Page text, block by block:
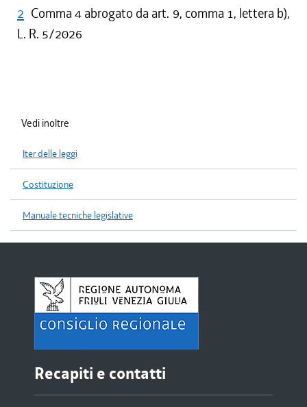
2 Comma 4 abrogato da art. 9, comma 1, lettera b),
L. R. 5/2026
Vedi inoltre
Iter delle leggi
Costituzione
Manuale tecniche legislative
Recapiti e contatti